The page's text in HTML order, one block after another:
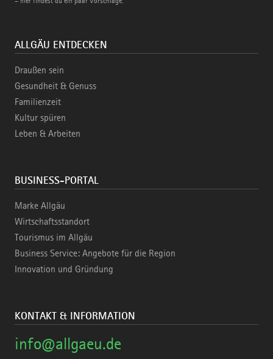
ALLGÄU ENTDECKEN
Draußen sein
Gesundheit & Genuss
Familienzeit
Kultur spüren
Leben & Arbeiten
BUSINESS-PORTAL
Marke Allgäu
Wirtschaftsstandort
Tourismus im Allgäu
Business Service: Angebote für die Region
Innovation und Gründung
KONTAKT & INFORMATION
info@allgaeu.de